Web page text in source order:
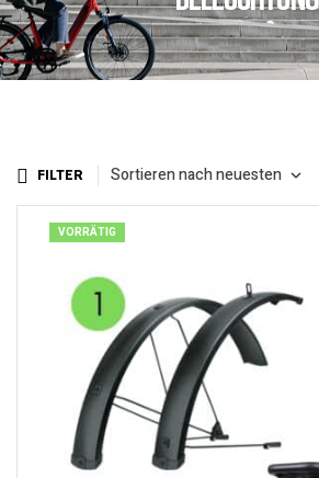
FILTER Sortieren nach neuesten
VORRÄTIG